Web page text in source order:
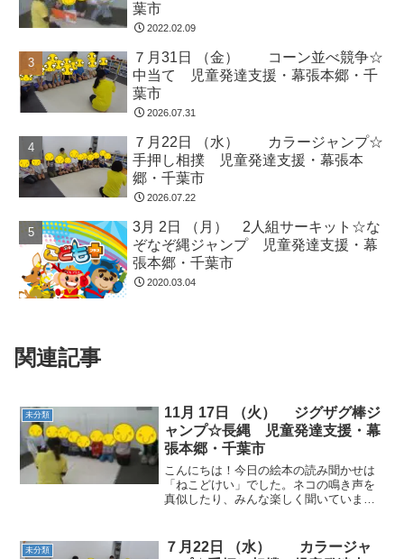
葉市
2022.02.09
７月31日 （金） コーン並べ競争☆
中当て 児童発達支援・幕張本郷・千
葉市
2026.07.31
７月22日 （水） カラージャンプ☆
手押し相撲 児童発達支援・幕張本
郷・千葉市
2026.07.22
3月 2日 （月） 2人組サーキット☆な
ぞなぞ縄ジャンプ 児童発達支援・幕
張本郷・千葉市
2020.03.04
関連記事
未分類
11月 17日 （火） ジグザグ棒ジ
ャンプ☆長縄 児童発達支援・幕
張本郷・千葉市
こんにちは！今日の絵本の読み聞かせは
「ねこどけい」でした。ネコの鳴き声を
真似したり、みんな楽しく聞いていまし
スストーンに乗り、色々なポーズをしま
未分類
７月22日 （水） カラージャ